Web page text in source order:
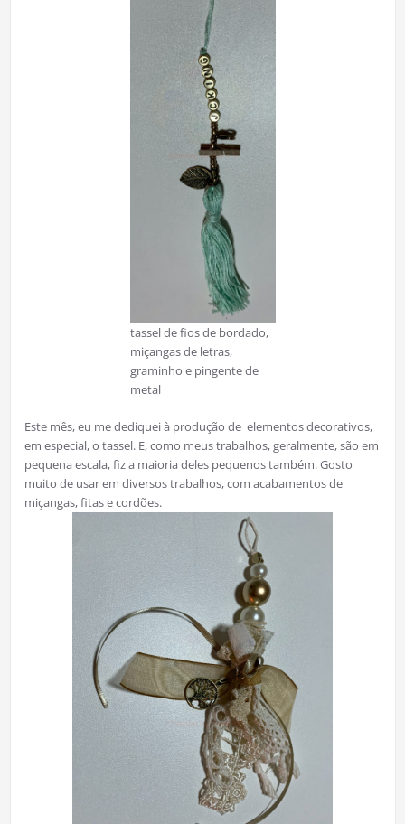
tassel de fios de bordado,
miçangas de letras,
graminho e pingente de
metal
Este mês, eu me dediquei à produção de elementos decorativos,
em especial, o tassel. E, como meus trabalhos, geralmente, são em
pequena escala, fiz a maioria deles pequenos também. Gosto
muito de usar em diversos trabalhos, com acabamentos de
miçangas, fitas e cordões.